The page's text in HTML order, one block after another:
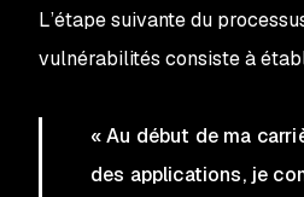
L’étape suivante du
vulnérabilités consiste à
« Au début de ma
des applications, je